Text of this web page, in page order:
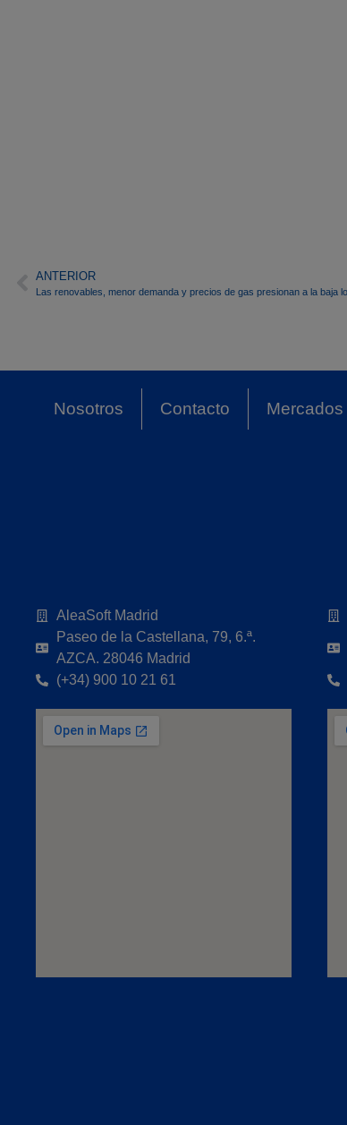
ANTERIOR
Nosotros Contacto Mercados
AleaSoft Madrid
Paseo de la Castellana, 79, 6.ª.
AZCA. 28046 Madrid
(+34) 900 10 21 61